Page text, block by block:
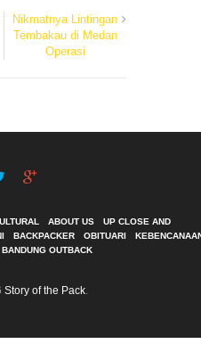
Nikmatnya Lintingan
Tembakau di Medan
Operasi
ABOUT US
UP CLOSE AND
BACKPACKER OBITUARI
BANDUNG OUTBACK
Story of the Pack.